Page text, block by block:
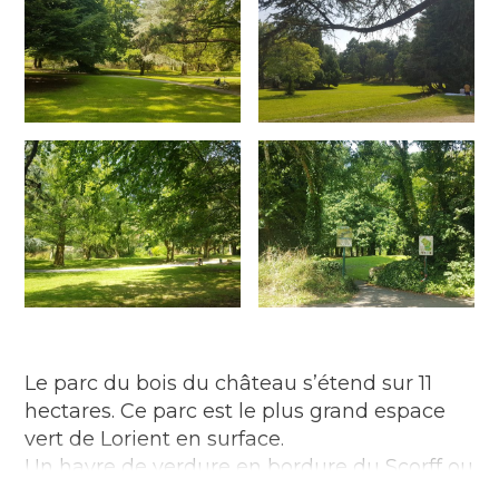
Le parc du bois du château s’étend sur 11
hectares. Ce parc est le plus grand espace
vert de Lorient en surface.
Un havre de verdure en bordure du Scorff ou